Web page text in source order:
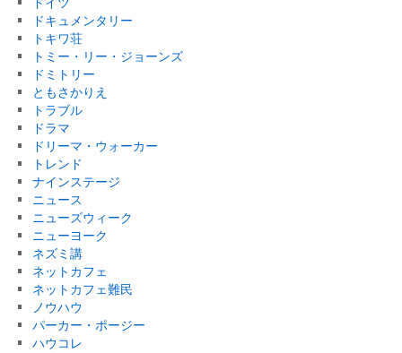
ドキュメンタリー
トキワ荘
トミー・リー・ジョーンズ
ドミトリー
ともさかりえ
トラブル
ドラマ
ドリーマ・ウォーカー
トレンド
ナインステージ
ニュース
ニューズウィーク
ニューヨーク
ネズミ講
ネットカフェ
ネットカフェ難民
ノウハウ
パーカー・ポージー
ハウコレ